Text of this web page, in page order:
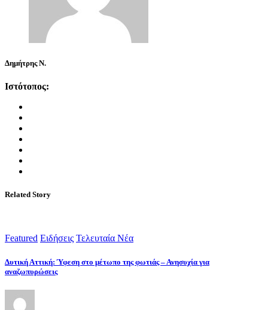
Δημήτρης Ν.
Ιστότοπος:
Related Story
Featured Ειδήσεις Τελευταία Νέα
Δυτική Αττική: Ύφεση στο μέτωπο της φωτιάς – Ανησυχία για
αναζωπυρώσεις